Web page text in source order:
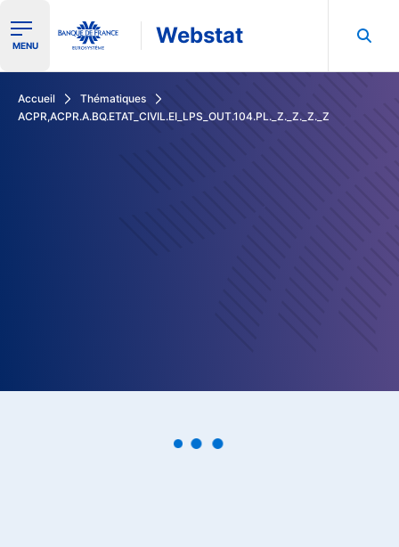
Ouvrir le menu de navigation
MENU Webstat
Accueil
Thématiques
ACPR,ACPR.A.BQ.ETAT_CIVIL.EI_LPS_OUT.104.PL._Z._Z._Z._Z